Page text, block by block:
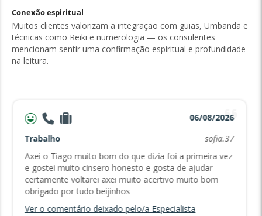
Conexão espiritual
Muitos clientes valorizam a integração com guias, Umbanda e
técnicas como Reiki e numerologia — os consulentes
mencionam sentir uma confirmação espiritual e profundidade
na leitura.
06/08/2026
Trabalho
sofia.37
Axei o Tiago muito bom do que dizia foi a primeira vez
e gostei muito cinsero honesto e gosta de ajudar
certamente voltarei axei muito acertivo muito bom
obrigado por tudo beijinhos
Ver o comentário deixado pelo/a Especialista